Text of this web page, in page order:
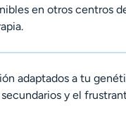
en otros centros
adaptados a tu
y el